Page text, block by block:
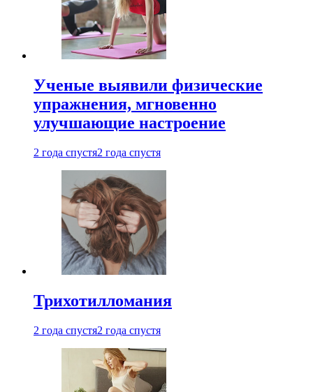
Ученые выявили физические
упражнения, мгновенно
улучшающие настроение
2 года спустя2 года спустя
Трихотилломания
2 года спустя2 года спустя